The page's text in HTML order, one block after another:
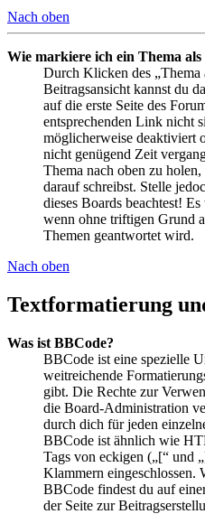
Nach oben
Wie markiere ich ein Thema als
Durch Klicken des
Beitragsansicht kannst du
auf die erste Seite des
entsprechenden Link nicht
möglicherweise deaktiviert
nicht genügend Zeit
Thema nach oben zu
darauf schreibst. Stelle
dieses Boards beachtest!
wenn ohne triftigen Grund
Themen geantwortet wird.
Nach oben
Textformatierung
Was ist BBCode?
BBCode ist eine spezielle
weitreichende
gibt. Die Rechte zur
die Board-Administration
durch dich für jeden
BBCode ist ähnlich wie
Tags von eckigen („[“ und
Klammern eingeschlossen.
BBCode findest du auf
der Seite zur